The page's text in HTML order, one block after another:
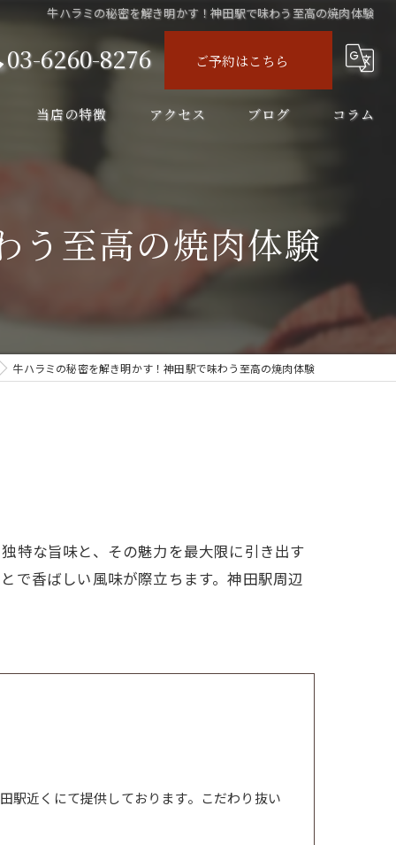
牛ハラミの秘密を解き明かす！神田駅で味わう至高の焼肉体験
03-6260-8276 ご予約はこちら
当店の特徴
ディナー
飲み会
アクセス ブログ コラム
う至高の焼肉体験
牛ハラミの秘密を解き明かす！神田駅で味わう至高の焼肉体験
特な旨味と、その魅力を最大限に引き出す
で香ばしい風味が際立ちます。神田駅周辺
駅近くにて提供しております。こだわり抜い